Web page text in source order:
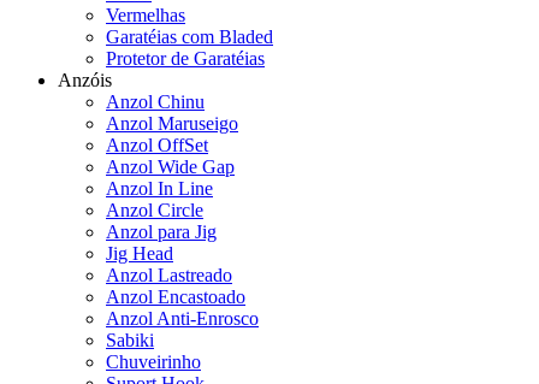
Vermelhas
Garatéias com Bladed
Protetor de Garatéias
Anzóis
Anzol Chinu
Anzol Maruseigo
Anzol OffSet
Anzol Wide Gap
Anzol In Line
Anzol Circle
Anzol para Jig
Jig Head
Anzol Lastreado
Anzol Encastoado
Anzol Anti-Enrosco
Sabiki
Chuveirinho